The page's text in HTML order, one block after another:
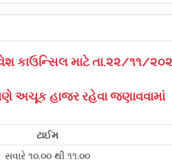
કાઉન્સિલ માટે તા.૨૨/૧૧/
અચૂક હાજર રહેવા જણાવવામાં
ટાઈમ
સવારે ૧૦.૦૦ થી ૧૧.૦૦